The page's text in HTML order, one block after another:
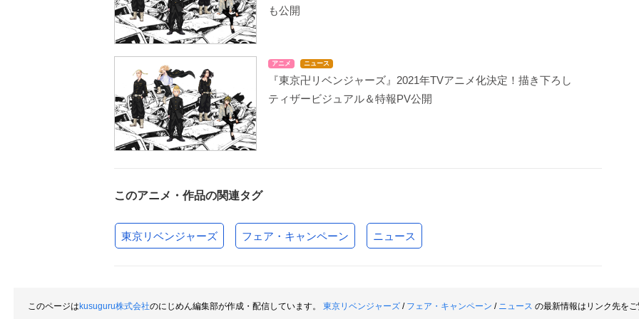
も公開
アニメ ニュース
『東京卍リベンジャーズ』2021年TVアニメ化決定！描き下ろし
ティザービジュアル＆特報PV公開
このアニメ・作品の関連タグ
東京リベンジャーズ フェア・キャンペーン ニュース
このページは kusuguru株式会社のにじめん編集部が作成・配信しています。 東京リベンジャーズ/ フェア・キャンペーン / ニュース の最新情報はリンク先をご